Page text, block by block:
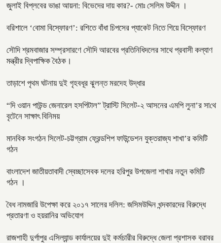
জুলাই বিপ্লবের ভাঙা আয়না: বিভেদের দায় কার?- মোঃ সেলিম উদ্দীন ।
বরিশালে ‘বোমা বিস্ফোরণ’: রশিতে বাঁধা চিপসের প্যাকেট নিতে গিয়ে বিস্ফোরণ
সৌদি শ্রমবাজার সম্প্রসারণে সৌদি আরবের প্রতিনিধিদলের সাথে প্রবাসী কল্যাণ
মন্ত্রীর দ্বিপাক্ষিক বৈঠক।
তাড়াশে পৃথম ঘটনায় দুই গৃহবধূর ঝুলন্ত মরদেহ উদ্ধার
“দি ওয়ান পাউন্ড জেনারেল হসপিটাল” ট্রাস্টি সিলেট-২ আসনের এমপি লুনা’র সা‌থে
বৃটেনে সাক্ষাৎ বিনিময়
মানবিক সংগঠন সিলেট-চট্টগ্রাম ফ্রেন্ডশিপ ফাউন্ডেশন যুক্তরাজ্য শাখা’র কমিটি
গঠন
বাংলাদেশ জাতীয়তাবাদী স্বেচ্ছাসেবক দলের হরিপুর উপজেলা শাখার নতুন কমিটি
গঠন ।
বৈধ নামজারি উপেক্ষা করে ২০১৭ সালের দলিল: জসিমউদ্দিন খন্দকারদের বিরুদ্ধে
প্রতারণা ও হয়রানির অভিযোগ
রাজশাহী দুর্গাপুর এসিল্যান্ড কার্যালয়ের দুই কর্মচারীর বিরুদ্ধে জেলা প্রশাসক বরাবর